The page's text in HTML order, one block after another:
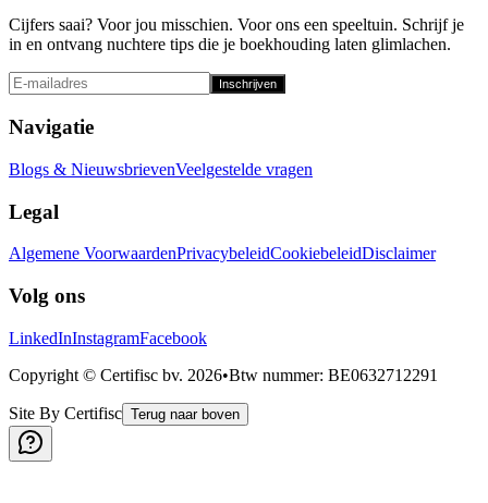
Cijfers saai? Voor jou misschien. Voor ons een speeltuin. Schrijf je
in en ontvang nuchtere tips die je boekhouding laten glimlachen.
Inschrijven
Navigatie
Blogs & NieuwsbrievenVeelgestelde vragen
Legal
Algemene VoorwaardenPrivacybeleidCookiebeleidDisclaimer
Volg ons
LinkedInInstagramFacebook
Copyright © Certifisc bv. 2026•Btw nummer: BE0632712291
Site By Certifisc Terug naar boven